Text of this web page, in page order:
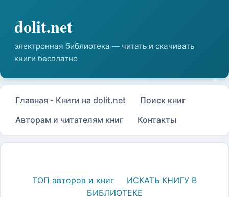
Главная - Книги на dolit.net
Поиск книг
Авторам и читателям книг
Контакты
ТОП авторов и книг
ИСКАТЬ КНИГУ В
БИБЛИОТЕКЕ